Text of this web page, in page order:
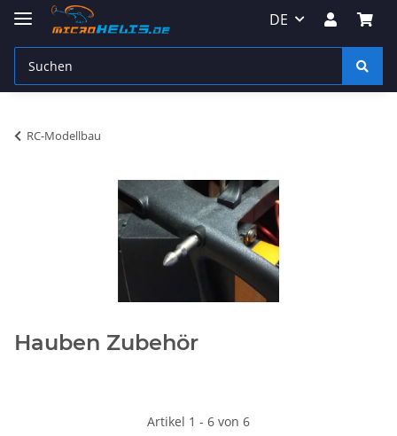
DE
RC-Modellbau
Hauben Zubehör
Artikel 1 - 6 von 6